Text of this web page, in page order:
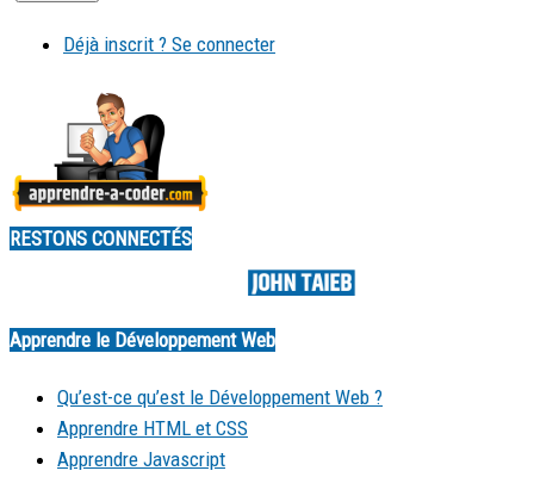
Déjà inscrit ? Se connecter
RESTONS CONNECTÉS
Apprendre le Développement Web
Qu’est-ce qu’est le Développement Web ?
Apprendre HTML et CSS
Apprendre Javascript